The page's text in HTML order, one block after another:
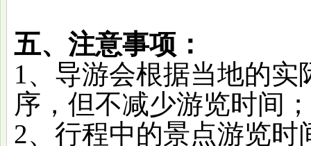
五、注意事项：
1、导游会根据当地的
序，但不减少游览时间；
2、行程中的景点游览